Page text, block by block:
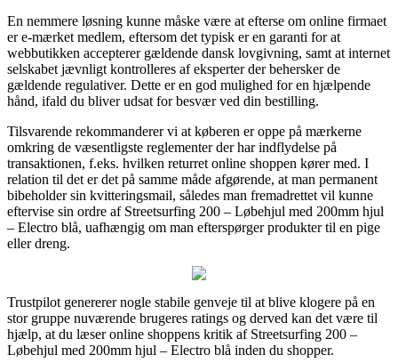
En nemmere løsning kunne måske være at efterse om online firmaet
er e-mærket medlem, eftersom det typisk er en garanti for at
webbutikken accepterer gældende dansk lovgivning, samt at internet
selskabet jævnligt kontrolleres af eksperter der behersker de
gældende regulativer. Dette er en god mulighed for en hjælpende
hånd, ifald du bliver udsat for besvær ved din bestilling.
Tilsvarende rekommanderer vi at køberen er oppe på mærkerne
omkring de væsentligste reglementer der har indflydelse på
transaktionen, f.eks. hvilken returret online shoppen kører med. I
relation til det er det på samme måde afgørende, at man permanent
bibeholder sin kvitteringsmail, således man fremadrettet vil kunne
eftervise sin ordre af Streetsurfing 200 – Løbehjul med 200mm hjul
– Electro blå, uafhængig om man efterspørger produkter til en pige
eller dreng.
Trustpilot genererer nogle stabile genveje til at blive klogere på en
stor gruppe nuværende brugeres ratings og derved kan det være til
hjælp, at du læser online shoppens kritik af Streetsurfing 200 –
Løbehjul med 200mm hjul – Electro blå inden du shopper.